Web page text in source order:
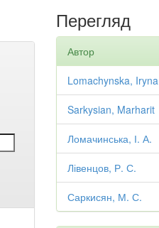
Перегляд
Автор
Lomachynska, Iryna
Sarkysian, Marharit
Ломачинська, І. А.
Лівенцов, Р. С.
Саркисян, М. С.